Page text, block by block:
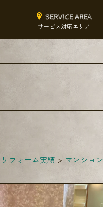
SERVICE AREA
サービス対応エリア
リフォーム実績 マンション